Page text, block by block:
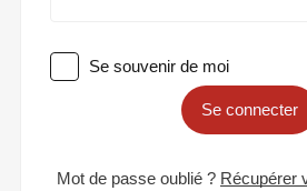
Se souvenir de moi
Se connecter
Mot de passe oublié ? Récupérer